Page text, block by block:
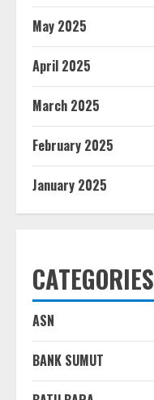
May 2025
April 2025
March 2025
February 2025
January 2025
CATEGORIES
ASN
BANK SUMUT